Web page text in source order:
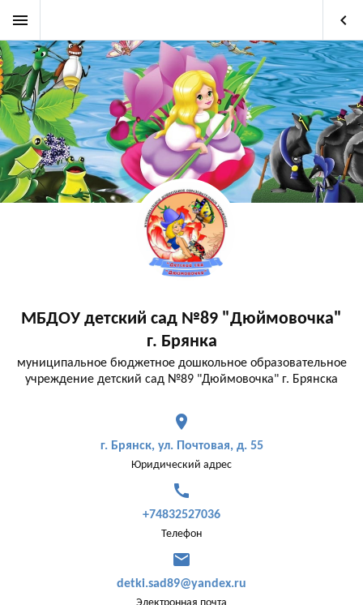
menu keyboard_arrow_left
МБДОУ детский сад №89 "Дюймовочка"
г. Брянка
муниципальное бюджетное дошкольное образовательное
учреждение детский сад №89 "Дюймовочка" г. Брянска
place
г. Брянск, ул. Почтовая, д. 55
Юридический адрес
call
+74832527036
Телефон
mail
detki.sad89@yandex.ru